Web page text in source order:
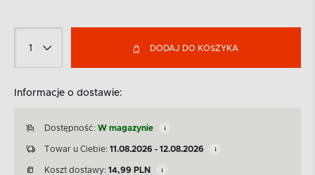
DODAJ DO KOSZYKA
Informacje o dostawie:
Dostępność: W magazynie
Towar u Ciebie: 11.08.2026 - 12.08.2026
Koszt dostawy: 14,99 PLN